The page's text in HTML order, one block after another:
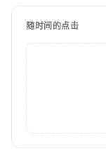
随时间的点击